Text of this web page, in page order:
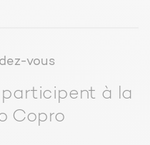
vous
participent à la
Copro